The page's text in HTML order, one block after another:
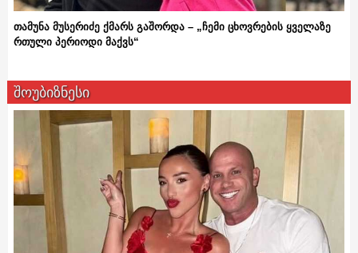
თამუნა მუსერიძე ქმარს გაშორდა – „ჩემი ცხოვრების ყველაზე
რთული პერიოდი მაქვს“
შოუბიზნესი